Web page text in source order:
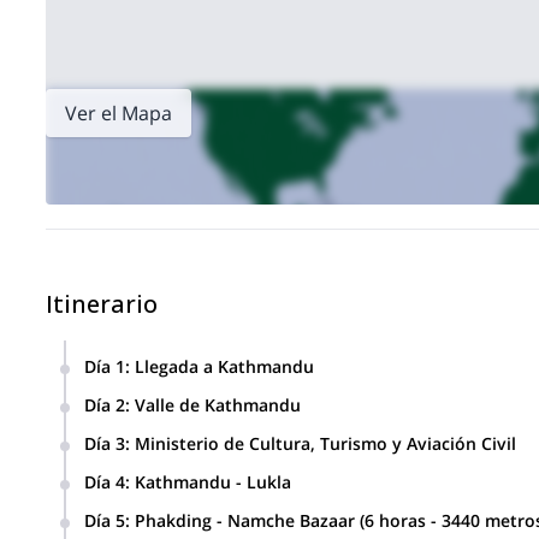
Ver el Mapa
Itinerario
Día 1: Llegada a Kathmandu
Día 2: Valle de Kathmandu
Día 3: Ministerio de Cultura, Turismo y Aviación Civil
Día 4: Kathmandu - Lukla
Día 5: Phakding - Namche Bazaar (6 horas - 3440